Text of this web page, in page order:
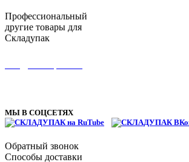
Профессиональный
другие товары для
Складупак
МЫ В СОЦСЕТЯХ
Обратный звонок
Способы доставки